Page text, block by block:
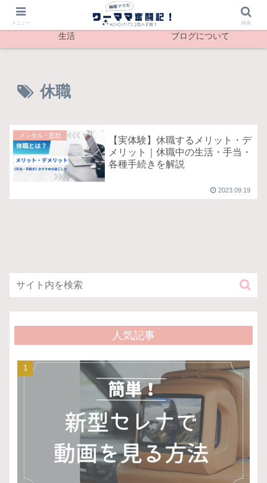
生活 ブログについて
休職
メンタル・思想
【実体験】休職するメリット・デ
メリット｜休職中の生活・手当・
各種手続きを解説
2023.09.19
人気記事
メニュー 検索